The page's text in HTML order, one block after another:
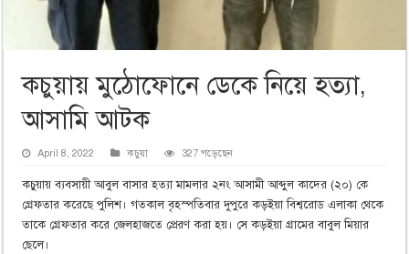
কচুয়ায় মুঠোফোনে ডেকে নিয়ে হত্যা,
আসামি আটক
April 8, 2022 কচুয়া 327 পড়েছেন
কচুয়ায় ব্যবসায়ী আবুল বাসার হত্যা মামলার ২নং আসামী আব্দুল কাদের (২০) কে
গ্রেফতার করেছে পুলিশ। গতকাল বৃহস্পতিবার দুপুরে কড়ইয়া বিশ্বরোড এলাকা থেকে
তাকে গ্রেফতার করে জেলহাজতে প্রেরণ করা হয়। সে কড়ইয়া গ্রামের বাবুল মিয়ার
ছেলে।